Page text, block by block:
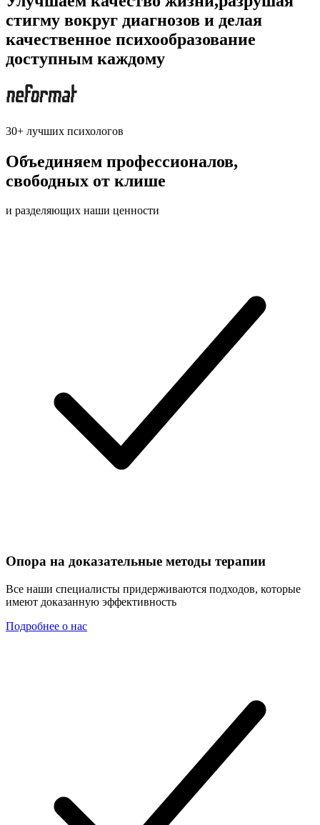
стигму вокруг диагнозов и делая
качественное психообразование
доступным каждому
30+ лучших психологов
Объединяем профессионалов,
свободных от клише
и разделяющих наши ценности
Опора на доказательные методы терапии
Все наши специалисты придерживаются подходов, которые
имеют доказанную эффективность
Подробнее о нас